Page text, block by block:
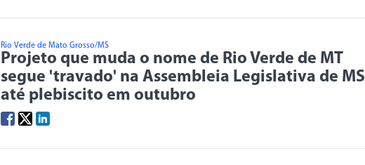
Rio Verde de Mato Grosso/MS
Projeto que muda o nome de Rio Verde de MT
segue 'travado' na Assembleia Legislativa de MS
até plebiscito em outubro